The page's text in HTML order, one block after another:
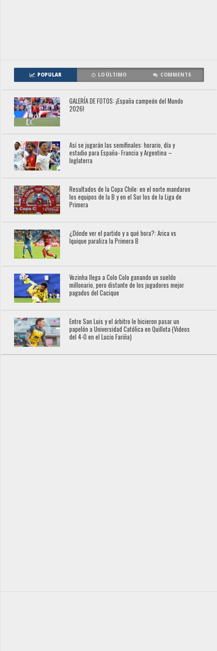
POPULAR LO ÚLTIMO COMMENTS
GALERÍA DE FOTOS: ¡España campeón del Mundo
2026!
Así se jugarán las semifinales: horario, día y
estadio para España- Francia y Argentina –
Inglaterra
Resultados de la Copa Chile: en el norte mandaron
los equipos de la B y en el Sur los de la Liga de
Primera
¿Dónde ver el partido y a qué hora?: Arica vs
Iquique paraliza la Primera B
Vozinha llega a Colo Colo ganando un sueldo
millonario, pero distante de los jugadores mejor
pagados del Cacique
Entre San Luis y el árbitro le hicieron pasar un
papelón a Universidad Católica en Quillota (Videos
del 4-0 en el Lucio Fariña)